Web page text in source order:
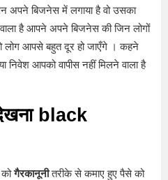
अपने बिजनेस में लगाया है वो उसका
है आपने अपने बिजनेस की जिन लोगों
लोग आपसे बहुत दूर हो जाएँगे । कहने
निवेश आपको वापीस नहीं मिलने वाला है
black
गैरकानूनीतरीके से कमाए हुए पैसे को